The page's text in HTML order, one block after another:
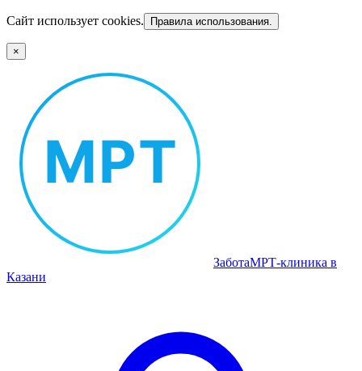
Сайт использует cookies. Правила использования.
×
ЗаботаМРТ‑клиника в
Казани